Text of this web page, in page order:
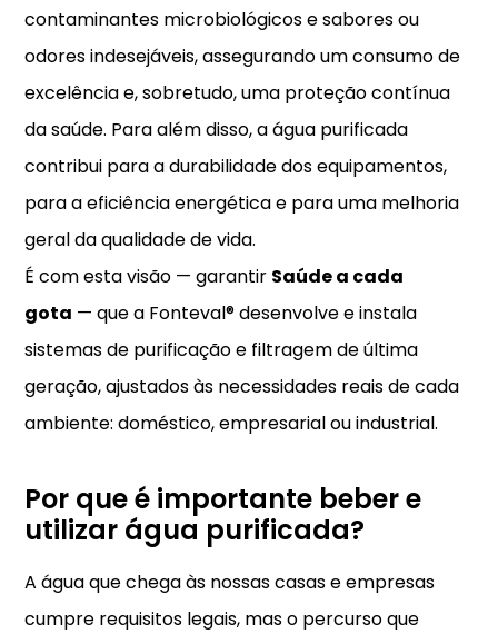
contaminantes microbiológicos e sabores ou
odores indesejáveis, assegurando um consumo de
excelência e, sobretudo, uma proteção contínua
da saúde. Para além disso, a água purificada
contribui para a durabilidade dos equipamentos,
para a eficiência energética e para uma melhoria
geral da qualidade de vida.
É com esta visão — garantir Saúde a cada
gota — que a Fonteval® desenvolve e instala
sistemas de purificação e filtragem de última
geração, ajustados às necessidades reais de cada
ambiente: doméstico, empresarial ou industrial.
Por que é importante beber e
utilizar água purificada?
A água que chega às nossas casas e empresas
cumpre requisitos legais, mas o percurso que